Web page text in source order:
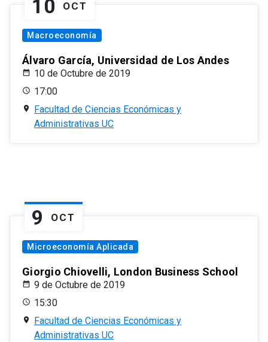
10 OCT
Macroeconomía
Álvaro García, Universidad de Los Andes
10 de Octubre de 2019
17:00
Facultad de Ciencias Económicas y
Administrativas UC
9 OCT
Microeconomía Aplicada
Giorgio Chiovelli, London Business School
9 de Octubre de 2019
15:30
Facultad de Ciencias Económicas y
Administrativas UC